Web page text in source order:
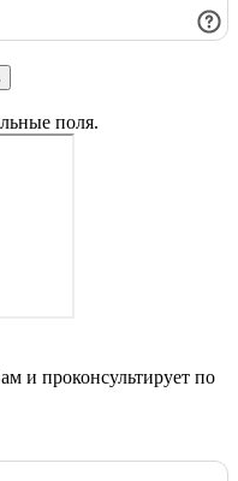
поля.
и проконсультирует по